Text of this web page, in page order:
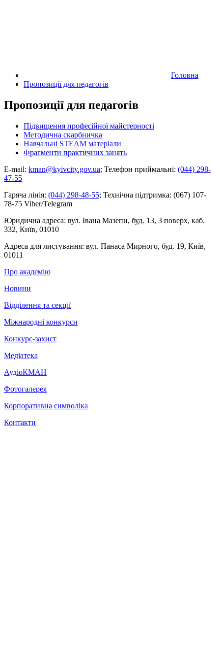
Головна
Пропозиції для педагогів
Пропозиції для педагогів
Підвищення професійної майстерності
Методична скарбничка
Навчальні STEAM матеріали
Фрагменти практичних занять
E-mail: kman@kyivcity.gov.ua; Телефон приймальні: (044) 298-
47-55
Гаряча лінія: (044) 298-48-55; Технічна підтримка: (067) 107-
78-75 Viber/Telegram
Юридична адреса: вул. Івана Мазепи, буд. 13, 3 поверх, каб.
332, Київ, 01010
Адреса для листування: вул. Панаса Мирного, буд. 19, Київ,
01011
Про академію
Новини
Відділення та секції
Міжнародні конкурси
Конкурс-захист
Медіатека
АудіоКМАН
Фотогалерея
Корпоративна символіка
Контакти